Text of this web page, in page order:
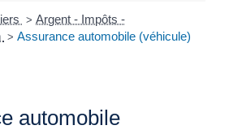
> Argent - Impôts -
> Assurance automobile (véhicule)
automobile